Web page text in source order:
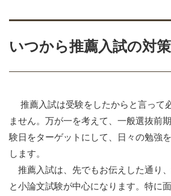
いつから推薦入試の対
推薦入試は受験をしたからと言って
ません。万が一を考えて、一般選抜前
験日をターゲットにして、日々の勉強
します。
推薦入試は、先でもお伝えした通り
と小論文試験が中心になります。特に